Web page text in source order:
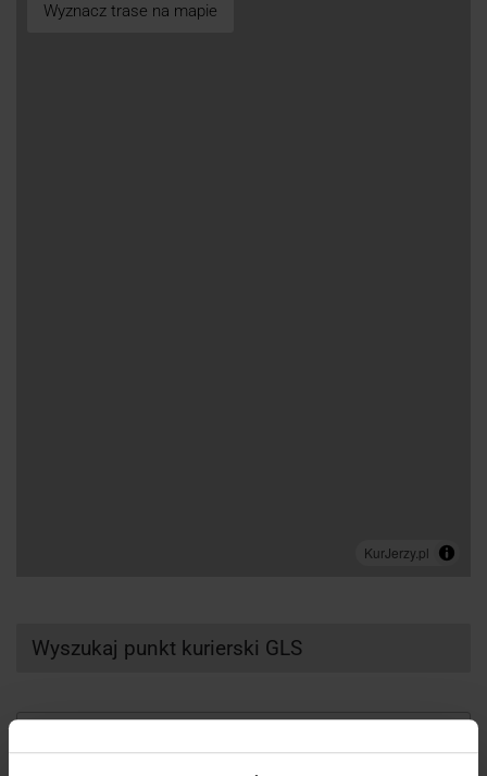
Wyznacz trase na mapie
Wyszukaj punkt kurierski GLS